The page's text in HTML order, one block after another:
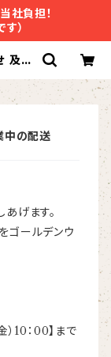
社負担！
）
及び
中の配送
げます。
ゴールデンウ
10：00】まで